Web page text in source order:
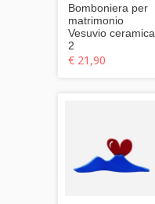
Bomboniera per
matrimonio
Vesuvio ceramica
2
€ 21,90